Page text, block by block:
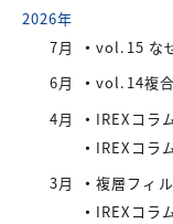
2026年
7月
vol.15 なぜ今
6月
vol.14複
4月
IREXコラム
IREXコラム
3月
複層フィ
IREXコラム